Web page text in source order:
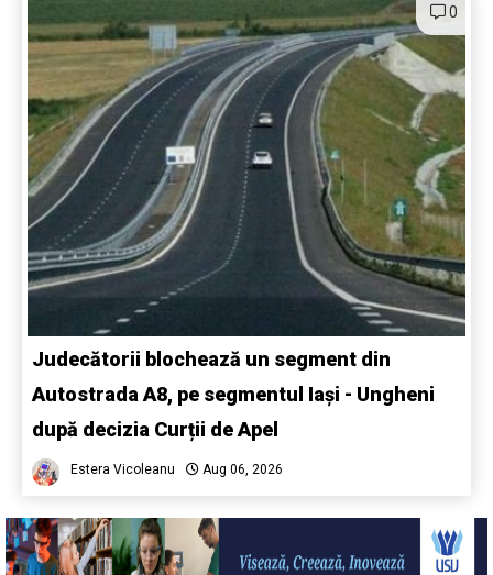
0
Judecătorii blochează un segment din
Autostrada A8, pe segmentul Iași - Ungheni
după decizia Curții de Apel
Estera Vicoleanu Aug 06, 2026